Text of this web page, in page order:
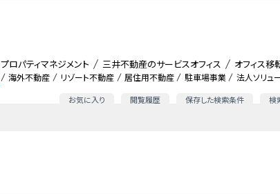
海外不動産 リゾート不動産 居住用不動産 駐車場事業 法人ソリュ
お気に入り 閲覧履歴 保存した検索条件 検
プロパティマネジメント 三井不動産のサービスオフィス オフィス移